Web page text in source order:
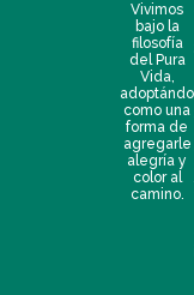
Vivimos
bajo la
filosofía
del Pura
Vida,
como una
forma de
agregarle
alegría y
color al
camino.